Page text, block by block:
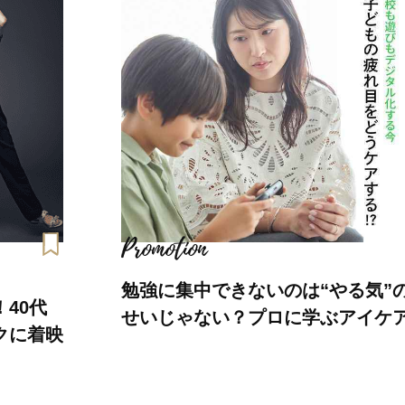
40代
に着映
勉強に集中できないのは“やる気”
せいじゃない？プロに学ぶアイケ